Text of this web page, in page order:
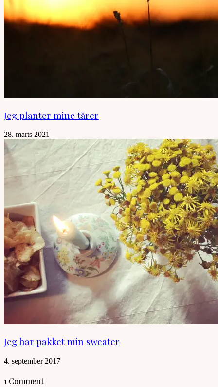
Jeg planter mine tårer
28. marts 2021
Jeg har pakket min sweater
4. september 2017
1 Comment